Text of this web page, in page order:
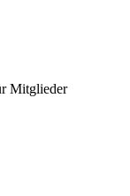
Mitglieder